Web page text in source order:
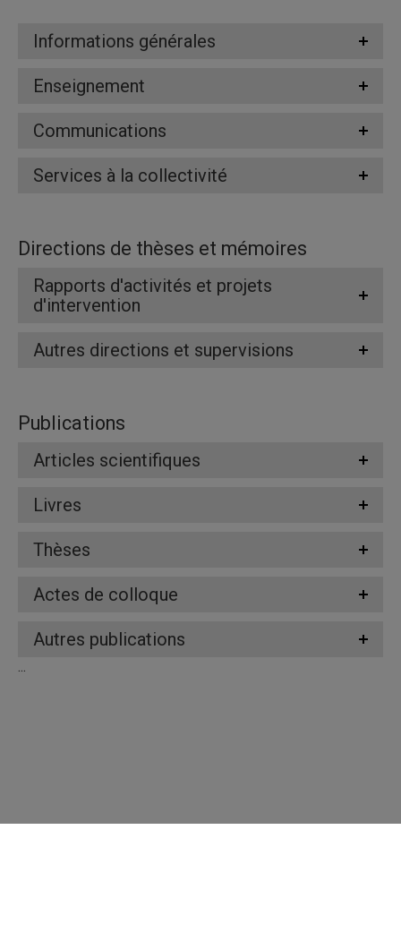
Informations générales
Enseignement
Communications
Services à la collectivité
Directions de thèses et mémoires
Rapports d'activités et projets
d'intervention
Autres directions et supervisions
Publications
Articles scientifiques
Livres
Thèses
Actes de colloque
Autres publications
...